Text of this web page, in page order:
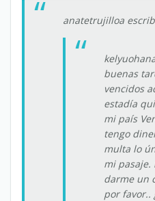
anatetrujilloa
buenas
vencidos
estadía
mi país
tengo
multa lo
mi
darme un
por favor..